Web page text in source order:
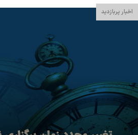
اخبار پربازدید